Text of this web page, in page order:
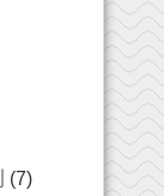
(7)